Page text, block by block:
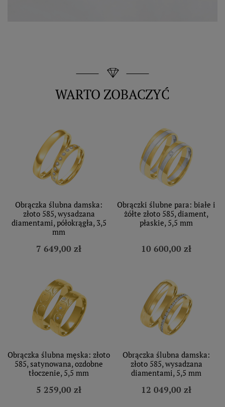
WARTO ZOBACZYĆ
Obrączka ślubna damska:
złoto 585, wysadzana
diamentami, półokrągła, 3,5
mm
7 649,00 zł
Obrączki ślubne para: białe i
żółte złoto 585, diament,
płaskie, 5,5 mm
10 600,00 zł
Obrączka ślubna męska: złoto
585, satynowana, ozdobne
tłoczenie, 5,5 mm
5 259,00 zł
Obrączka ślubna damska:
złoto 585, wysadzana
diamentami, 5,5 mm
12 049,00 zł